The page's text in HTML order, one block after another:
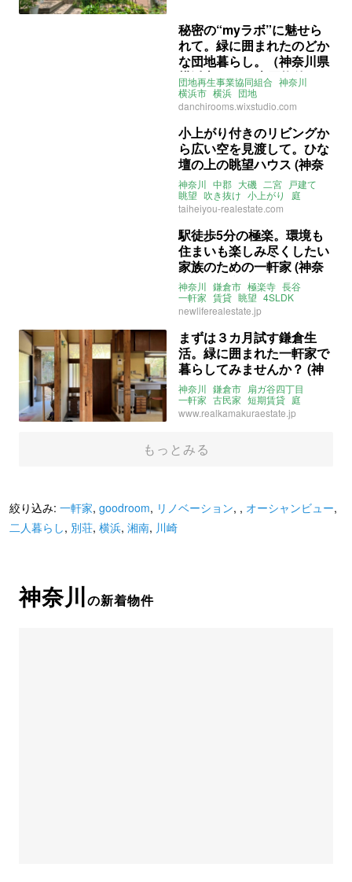
募集中 売買
秘密の“myラボ”に魅せら
れて。緑に囲まれたのどか
な団地暮らし。（神奈川県
横浜市46㎡の売買物件）
団地再生事業協同組合 神奈川
横浜市 横浜 団地
団地リノベーション 団地リノベ
リノベーション
自然 植物
募集中
売買
danchirooms.wixstudio.com
小上がり付きのリビングか
ら広い空を見渡して。ひな
壇の上の眺望ハウス (神奈
川県中郡77㎡の売買物件)
神奈川 中郡 大磯 二宮 戸建て
眺望 吹き抜け 小上がり
庭
駐車場 3LDK ファミリー
taiheiyou-realestate.com
駅徒歩5分の極楽。環境も
住まいも楽しみ尽くしたい
家族のための一軒家 (神奈
川県鎌倉市115㎡の賃貸物
件)
神奈川 鎌倉市 極楽寺 長谷
一軒家 賃貸 眺望 4SLDK
二人暮らし ファミリー
newliferealestate.jp
まずは３カ月試す鎌倉生
活。緑に囲まれた一軒家で
暮らしてみませんか？ (神
奈川県鎌倉市78㎡の賃貸物
件)
神奈川 鎌倉市 扇ガ谷四丁目
一軒家 古民家 短期賃貸 庭
家具付き
ペット相談可
住居兼事務所可
賃貸
www.realkamakuraestate.jp
もっとみる
絞り込み: 一軒家, goodroom, リノベーション, , オーシャンビュー,
二人暮らし, 別荘, 横浜, 湘南, 川崎
神奈川の新着物件